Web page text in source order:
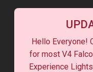
Hello Everyone!
for most V4
Experience